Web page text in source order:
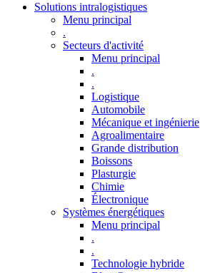
Solutions intralogistiques
Menu principal
.
Secteurs d'activité
Menu principal
.
.
Logistique
Automobile
Mécanique et ingénierie
Agroalimentaire
Grande distribution
Boissons
Plasturgie
Chimie
Électronique
Systèmes énergétiques
Menu principal
.
.
Technologie hybride